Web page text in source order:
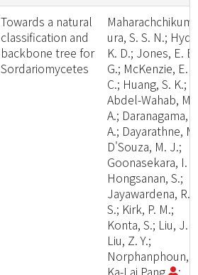
Towards a natural
classification and
backbone tree for
Sordariomycetes
ura, S. S. N.;
K. D.; Jones, E. B.
G.; McKenzie, E.
C.; Huang, S. K.;
Abdel-Wahab, M.
A.; Daranagama,
A.; Dayarathne,
D'Souza, M. J.;
Goonasekara, I.
Hongsanan, S.;
Jayawardena, R.
S.; Kirk, P. M.;
Konta, S.; Liu, J.
Liu, Z. Y.;
Norphanphoun,
Ka-Lai Pang
;